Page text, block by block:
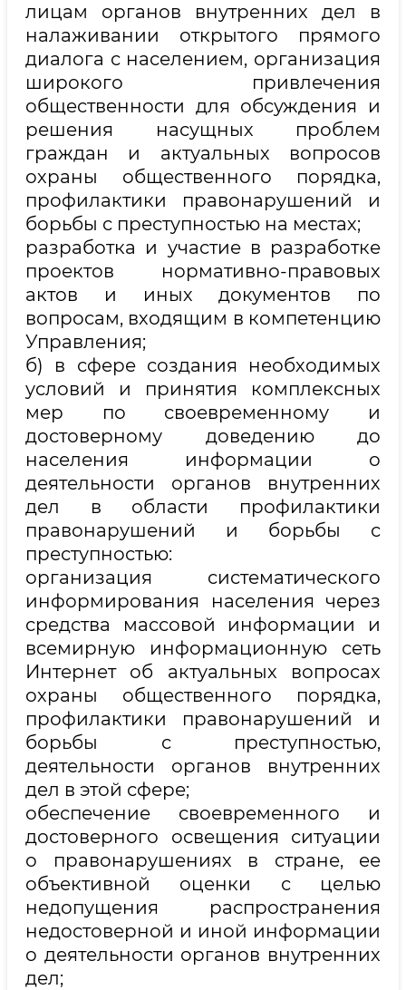
лицам органов внутренних дел в
налаживании открытого прямого
диалога с населением, организация
широкого привлечения
общественности для обсуждения и
решения насущных проблем
граждан и актуальных вопросов
охраны общественного порядка,
профилактики правонарушений и
борьбы с преступностью на местах;
разработка и участие в разработке
проектов нормативно-правовых
актов и иных документов по
вопросам, входящим в компетенцию
Управления;
б) в сфере создания необходимых
условий и принятия комплексных
мер по своевременному и
достоверному доведению до
населения информации о
деятельности органов внутренних
дел в области профилактики
правонарушений и борьбы с
преступностью:
организация систематического
информирования населения через
средства массовой информации и
всемирную информационную сеть
Интернет об актуальных вопросах
охраны общественного порядка,
профилактики правонарушений и
борьбы с преступностью,
деятельности органов внутренних
дел в этой сфере;
обеспечение своевременного и
достоверного освещения ситуации
о правонарушениях в стране, ее
объективной оценки с целью
недопущения распространения
недостоверной и иной информации
о деятельности органов внутренних
дел;